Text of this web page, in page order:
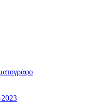
2023